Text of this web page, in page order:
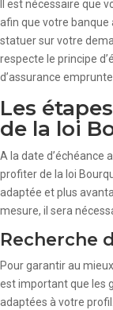
Il est nécessaire que
afin que votre banque
statuer sur votre
respecte le principe
d’assurance
Les
de la loi
A la date d’échéance
profiter de la loi
adaptée et plus
mesure, il sera
Recherche
Pour garantir au
est important que les
adaptées à votre